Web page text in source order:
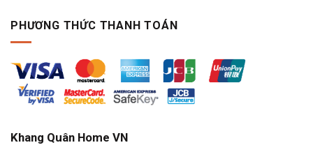
PHƯƠNG THỨC THANH TOÁN
Khang Quân Home VN